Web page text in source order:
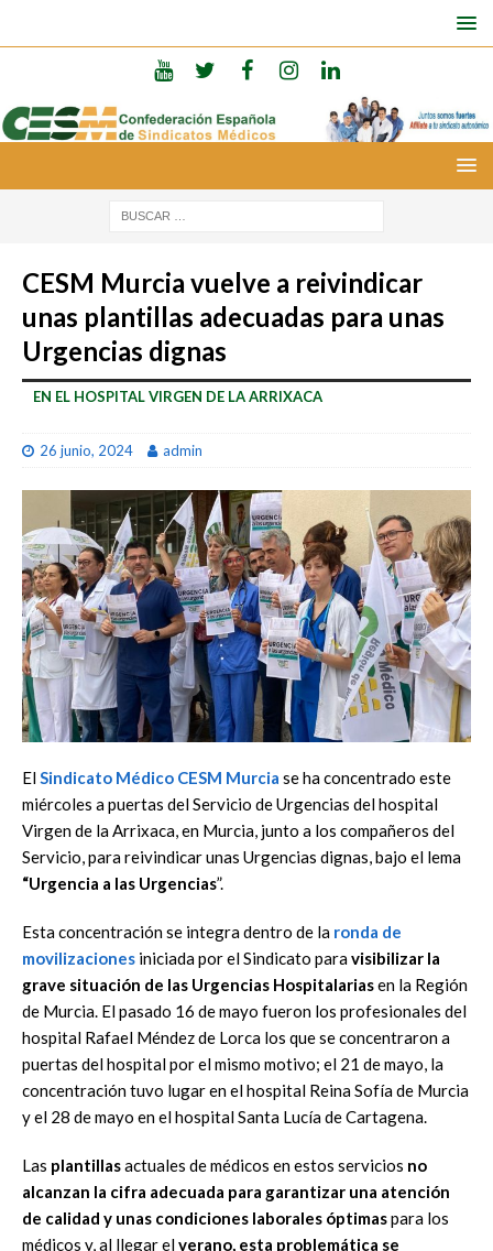
CESM Murcia vuelve a reivindicar
unas plantillas adecuadas para unas
Urgencias dignas
EN EL HOSPITAL VIRGEN DE LA ARRIXACA
26 junio, 2024 admin
ElSindicato Médico CESM Murcia se ha concentrado este
miércoles a puertas del Servicio de Urgencias del hospital
Virgen de la Arrixaca, en Murcia, junto a los compañeros del
Servicio, para reivindicar unas Urgencias dignas, bajo el lema
“Urgencia a las Urgencias”.
Esta concentración se integra dentro de la ronda de
movilizaciones iniciada por el Sindicato paravisibilizar la
grave situación de las Urgencias Hospitalariasen la Región
de Murcia. El pasado 16 de mayo fueron los profesionales del
hospital Rafael Méndez de Lorca los que se concentraron a
puertas del hospital por el mismo motivo; el 21 de mayo, la
concentración tuvo lugar en el hospital Reina Sofía de Murcia
y el 28 de mayo en el hospital Santa Lucía de Cartagena.
Las plantillasactuales de médicos en estos servicios no
alcanzan la cifra adecuada para garantizar una atención
de calidad y unas condiciones laborales óptimaspara los
médicos y, al llegar elverano, esta problemática se